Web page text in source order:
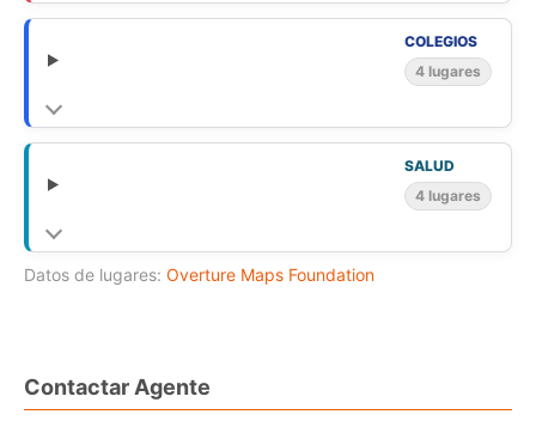
COLEGIOS
4 lugares
SALUD
4 lugares
Datos de lugares: Overture Maps Foundation
Contactar Agente